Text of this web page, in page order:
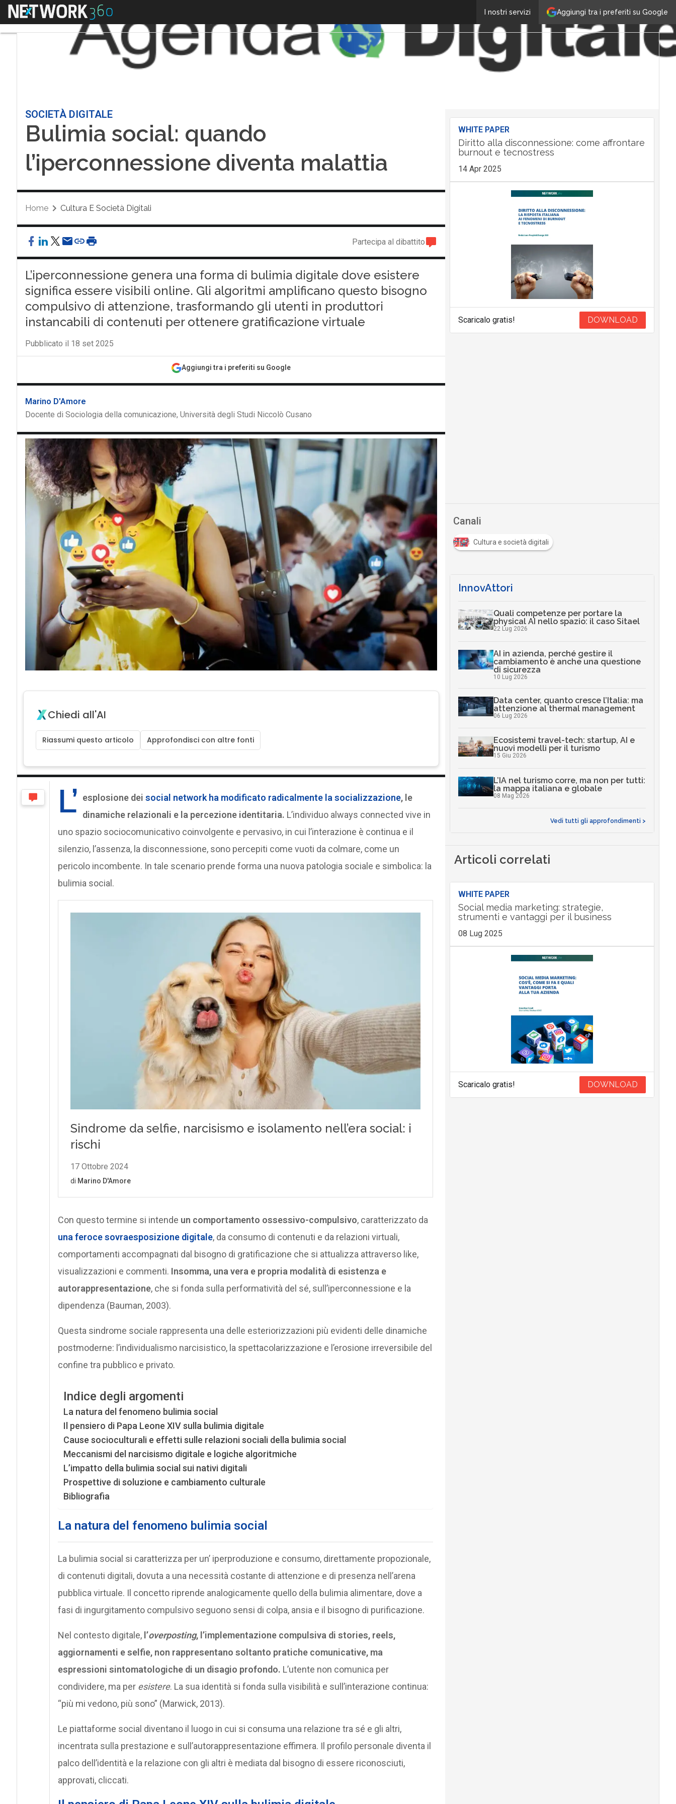
Aggiungi tra i preferiti su Google
I nostri servizi
Menu
SOCIETÀ DIGITALE
Bulimia social: quando
l’iperconnessione diventa malattia
Home Cultura E Società Digitali
Partecipa al dibattito
L’iperconnessione genera una forma di bulimia digitale dove esistere
significa essere visibili online. Gli algoritmi amplificano questo bisogno
compulsivo di attenzione, trasformando gli utenti in produttori
instancabili di contenuti per ottenere gratificazione virtuale
Pubblicato il 18 set 2025
Aggiungi tra i preferiti su Google
Marino D'Amore
Docente di Sociologia della comunicazione, Università degli Studi Niccolò Cusano
Chiedi all'AI
Riassumi questo articolo Approfondisci con altre fonti
L’ esplosione dei social network ha modificato radicalmente la socializzazione, le
dinamiche relazionali e la percezione identitaria. L’individuo always connected vive in
uno spazio sociocomunicativo coinvolgente e pervasivo, in cui l’interazione è continua e il
silenzio, l’assenza, la disconnessione, sono percepiti come vuoti da colmare, come un
pericolo incombente. In tale scenario prende forma una nuova patologia sociale e simbolica: la
bulimia social.
Con questo termine si intende un comportamento ossessivo-compulsivo, caratterizzato da
una feroce sovraesposizione digitale, da consumo di contenuti e da relazioni virtuali,
comportamenti accompagnati dal bisogno di gratificazione che si attualizza attraverso like,
visualizzazioni e commenti. Insomma, una vera e propria modalità di esistenza e
autorappresentazione, che si fonda sulla performatività del sé, sull’iperconnessione e la
dipendenza (Bauman, 2003).
Questa sindrome sociale rappresenta una delle esteriorizzazioni più evidenti delle dinamiche
postmoderne: l’individualismo narcisistico, la spettacolarizzazione e l’erosione irreversibile del
confine tra pubblico e privato.
Indice degli argomenti
La natura del fenomeno bulimia social
Il pensiero di Papa Leone XIV sulla bulimia digitale
Cause socioculturali e effetti sulle relazioni sociali della bulimia social
Meccanismi del narcisismo digitale e logiche algoritmiche
L’impatto della bulimia social sui nativi digitali
Prospettive di soluzione e cambiamento culturale
Bibliografia
La natura del fenomeno bulimia social
La bulimia social si caratterizza per un’ iperproduzione e consumo, direttamente propozionale,
di contenuti digitali, dovuta a una necessità costante di attenzione e di presenza nell’arena
pubblica virtuale. Il concetto riprende analogicamente quello della bulimia alimentare, dove a
fasi di ingurgitamento compulsivo seguono sensi di colpa, ansia e il bisogno di purificazione.
Nel contesto digitale,l’overposting, l’implementazione compulsiva di stories, reels,
aggiornamenti e selfie, non rappresentano soltanto pratiche comunicative, ma
espressioni sintomatologiche di un disagio profondo. L’utente non comunica per
condividere, ma per esistere. La sua identità si fonda sulla visibilità e sull’interazione continua:
“più mi vedono, più sono” (Marwick, 2013).
Le piattaforme social diventano il luogo in cui si consuma una relazione tra sé e gli altri,
incentrata sulla prestazione e sull’autorappresentazione effimera. Il profilo personale diventa il
palco dell’identità e la relazione con gli altri è mediata dal bisogno di essere riconosciuti,
approvati, cliccati.
WHITE PAPER
Diritto alla disconnessione: come affrontare
burnout e tecnostress
14 Apr 2025
Scaricalo gratis! DOWNLOAD
Canali
Cultura e società digitali
InnovAttori
Quali competenze per portare la
physical AI nello spazio: il caso Sitael
22 Lug 2026
AI in azienda, perché gestire il
cambiamento è anche una questione
di sicurezza
10 Lug 2026
Data center, quanto cresce l’Italia: ma
attenzione al thermal management
06 Lug 2026
Ecosistemi travel-tech: startup, AI e
nuovi modelli per il turismo
15 Giu 2026
L’IA nel turismo corre, ma non per tutti:
la mappa italiana e globale
08 Mag 2026
Vedi tutti gli approfondimenti >
Articoli correlati
WHITE PAPER
Social media marketing: strategie,
strumenti e vantaggi per il business
08 Lug 2025
Scaricalo gratis! DOWNLOAD